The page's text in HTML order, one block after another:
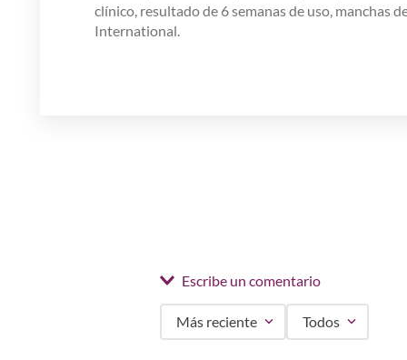
clínico, resultado de 6 semanas de uso,
International.
Escribe un comentario
Más reciente Todos